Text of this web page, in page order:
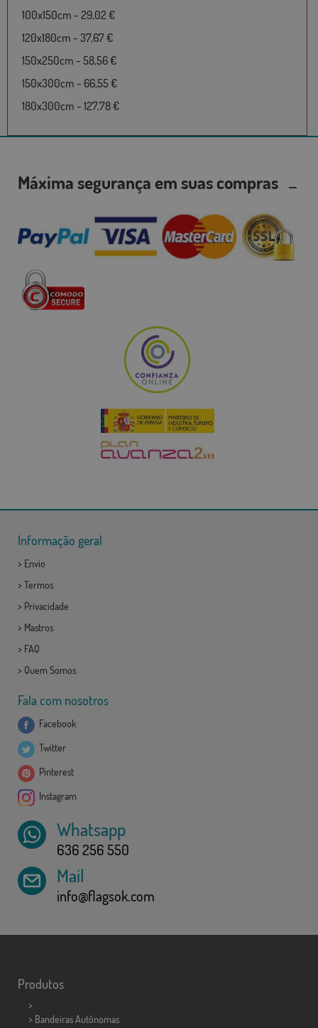
100x150cm - 29,02 €
120x180cm - 37,67 €
150x250cm - 58,56 €
150x300cm - 66,55 €
180x300cm - 127,78 €
Máxima segurança em suas compras
Informação geral
> Envio
> Termos
> Privacidade
> Mastros
> FAQ
> Quem Somos
Fala com nosotros
Facebook
Twitter
Pinterest
Instagram
Whatsapp
636 256 550
Mail
info@flagsok.com
Produtos
>
> Bandeiras Autônomas